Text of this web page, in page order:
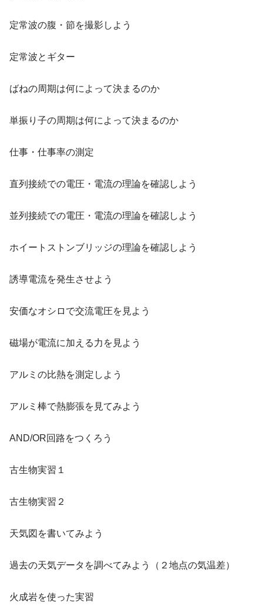
定常波の腹・節を撮影しよう
定常波とギター
ばねの周期は何によって決まるのか
単振り子の周期は何によって決まるのか
仕事・仕事率の測定
直列接続での電圧・電流の理論を確認しよう
並列接続での電圧・電流の理論を確認しよう
ホイートストンブリッジの理論を確認しよう
誘導電流を発生させよう
安価なオシロで交流電圧を見よう
磁場が電流に加える力を見よう
アルミの比熱を測定しよう
アルミ棒で熱膨張を見てみよう
AND/OR回路をつくろう
古生物実習１
古生物実習２
天気図を書いてみよう
過去の天気データを調べてみよう（２地点の気温差）
火成岩を使った実習